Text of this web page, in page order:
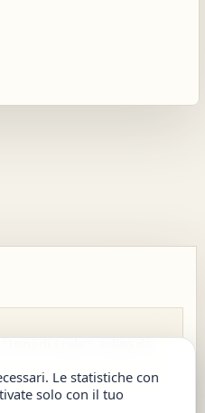
di Lode", edito da
Le statistiche con
solo con il tuo